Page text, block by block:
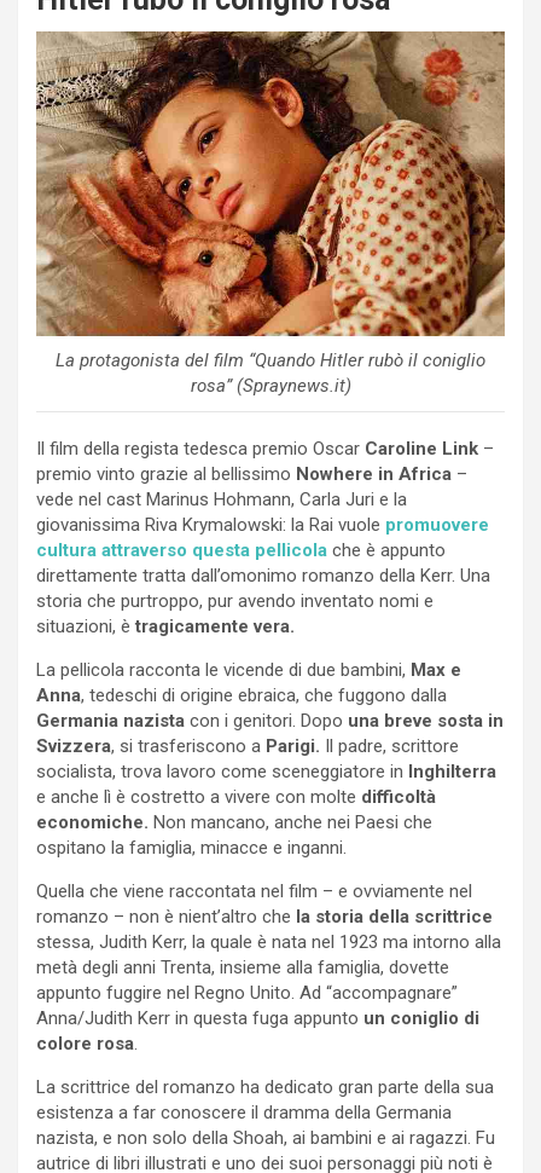
La protagonista del film “Quando Hitler rubò il coniglio
rosa” (Spraynews.it)
Il film della regista tedesca premio Oscar Caroline Link –
premio vinto grazie al bellissimo Nowhere in Africa –
vede nel cast Marinus Hohmann, Carla Juri e la
giovanissima Riva Krymalowski: la Rai vuole promuovere
cultura attraverso questa pellicola che è appunto
direttamente tratta dall’omonimo romanzo della Kerr. Una
storia che purtroppo, pur avendo inventato nomi e
situazioni, ètragicamente vera.
La pellicola racconta le vicende di due bambini, Max e
Anna, tedeschi di origine ebraica, che fuggono dalla
Germania nazista con i genitori. Dopo una breve sosta in
Svizzera, si trasferiscono a Parigi. Il padre, scrittore
socialista, trova lavoro come sceneggiatore in Inghilterra
e anche lì è costretto a vivere con molte difficoltà
economiche. Non mancano, anche nei Paesi che
ospitano la famiglia, minacce e inganni.
Quella che viene raccontata nel film – e ovviamente nel
romanzo – non è nient’altro che la storia della scrittrice
stessa, Judith Kerr, la quale è nata nel 1923 ma intorno alla
metà degli anni Trenta, insieme alla famiglia, dovette
appunto fuggire nel Regno Unito. Ad “accompagnare”
Anna/Judith Kerr in questa fuga appunto un coniglio di
colore rosa.
La scrittrice del romanzo ha dedicato gran parte della sua
esistenza a far conoscere il dramma della Germania
nazista, e non solo della Shoah, ai bambini e ai ragazzi. Fu
autrice di libri illustrati e uno dei suoi personaggi più noti è